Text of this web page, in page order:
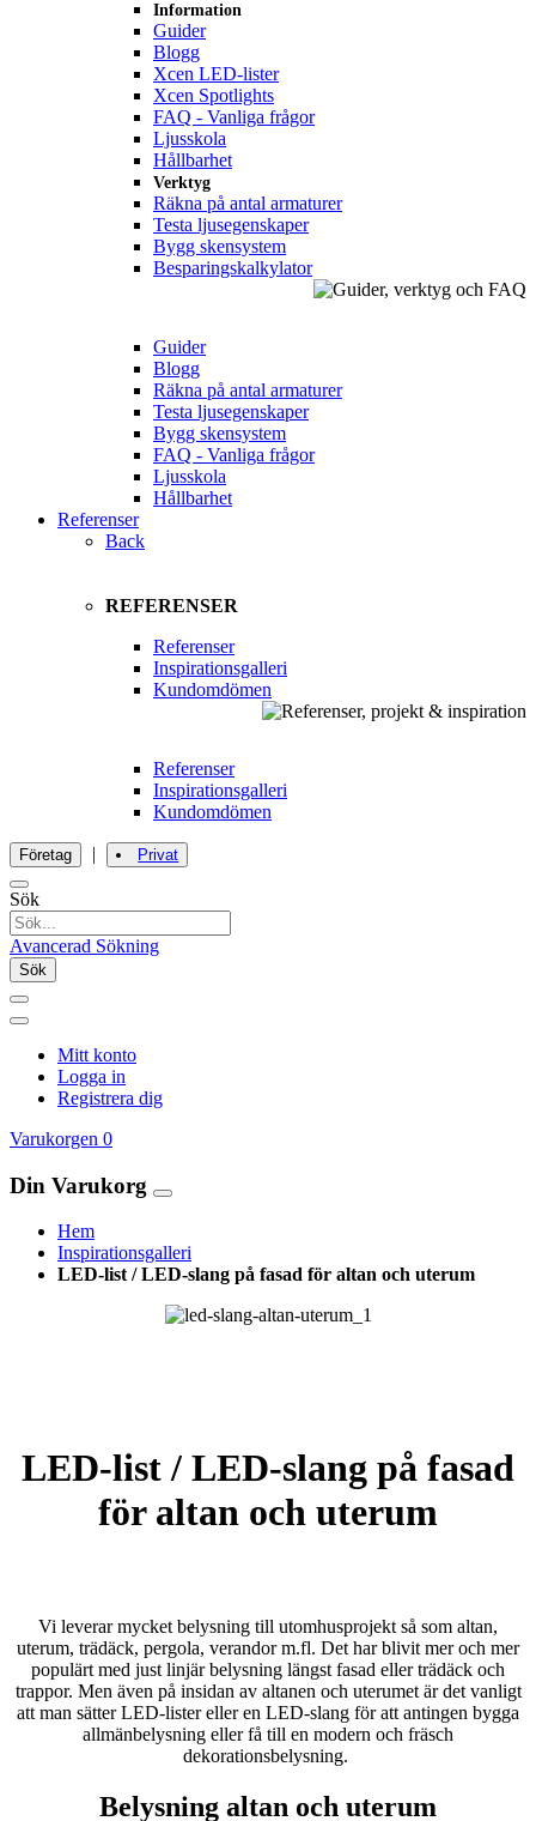
Information
Guider
Blogg
Xcen LED-lister
Xcen Spotlights
FAQ - Vanliga frågor
Ljusskola
Hållbarhet
Verktyg
Räkna på antal armaturer
Testa ljusegenskaper
Bygg skensystem
Besparingskalkylator
Guider
Blogg
Räkna på antal armaturer
Testa ljusegenskaper
Bygg skensystem
FAQ - Vanliga frågor
Ljusskola
Hållbarhet
Referenser
Back
REFERENSER
Referenser
Inspirationsgalleri
Kundomdömen
Referenser
Inspirationsgalleri
Kundomdömen
Företag | Privat
Sök
Avancerad Sökning
Sök
Mitt konto
Logga in
Registrera dig
Varukorgen 0
Din Varukorg
Hem
Inspirationsgalleri
LED-list / LED-slang på fasad för altan och uterum
LED-list / LED-slang på fasad
för altan och uterum
Vi leverar mycket belysning till utomhusprojekt så som altan,
uterum, trädäck, pergola, verandor m.fl. Det har blivit mer och mer
populärt med just linjär belysning längst fasad eller trädäck och
trappor. Men även på insidan av altanen och uterumet är det vanligt
att man sätter LED-lister eller en LED-slang för att antingen bygga
allmänbelysning eller få till en modern och fräsch
dekorationsbelysning.
Belysning altan och uterum